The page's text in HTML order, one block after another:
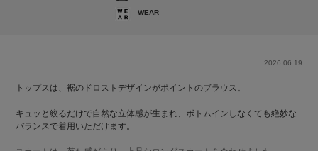
WEAR
2026.06.19
トップスは、裾のドロストデザインがポイントのブラウス。
キュッと絞るだけで自然な立体感が生まれ、ボトムインしなくても絶妙な
バランスで着用いただけます。